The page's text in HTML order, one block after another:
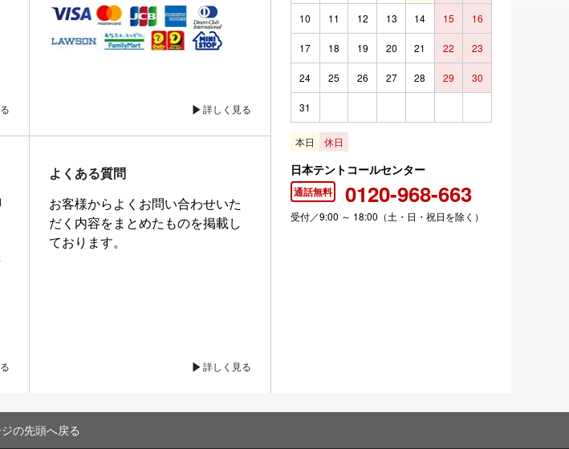
10 11 12 13 14 15 16
17 18 19 20 21 22 23
24 25 26 27 28 29 30
31
本日 休日
日本テントコールセンター
通話無料 0120-968-663
受付／9:00 ～ 18:00（土・日・祝日を除く）
詳しく見る
よくある質問
お客様からよくお問い合わせいた
だく内容をまとめたものを掲載し
ております。
詳しく見る
の先頭へ戻る